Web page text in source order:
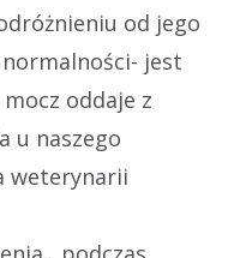
od jego
jest
mocz oddaje z
u naszego
weterynarii